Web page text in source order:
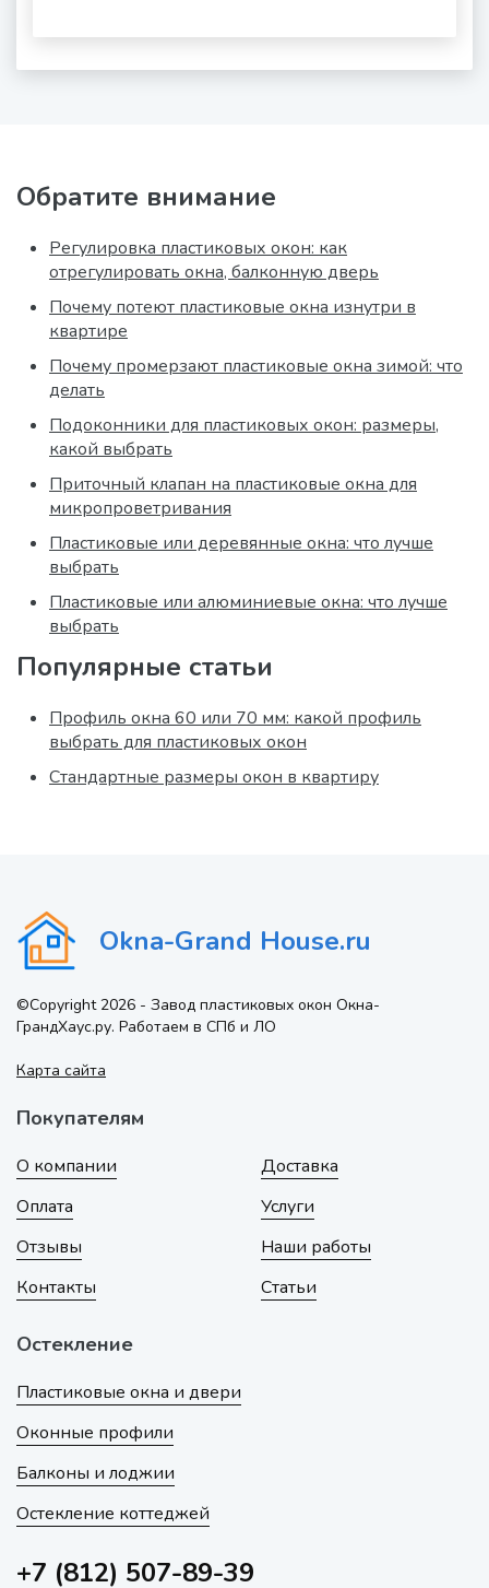
шумности
окном
Обратите внимание
Регулировка пластиковых окон: как
отрегулировать окна, балконную дверь
Почему потеют пластиковые окна изнутри в
квартире
Почему промерзают пластиковые окна зимой: что
делать
Подоконники для пластиковых окон: размеры,
какой выбрать
Приточный клапан на пластиковые окна для
микропроветривания
Пластиковые или деревянные окна: что лучше
выбрать
Пластиковые или алюминиевые окна: что лучше
выбрать
Популярные статьи
Профиль окна 60 или 70 мм: какой профиль
выбрать для пластиковых окон
Стандартные размеры окон в квартиру
Okna-Grand House.ru
©Copyright 2026 - Завод пластиковых окон Окна-
ГрандХаус.ру. Работаем в СПб и ЛО
Карта сайта
Покупателям
О компании
Доставка
Оплата
Услуги
Отзывы
Наши работы
Контакты
Статьи
Остекление
Пластиковые окна и двери
Оконные профили
Балконы и лоджии
Остекление коттеджей
+7 (812) 507-89-39